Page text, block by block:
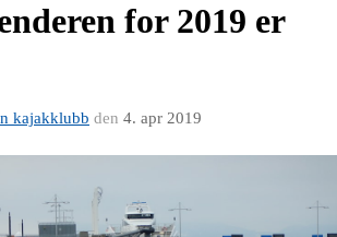
for 2019 er
kajakklubb den 4. apr 2019